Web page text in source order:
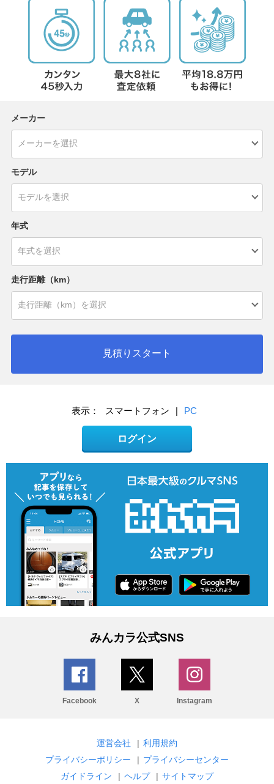
メーカー
モデル
年式
走行距離（km）
見積りスタート
表示： スマートフォン | PC
ログイン
みんカラ公式SNS
Facebook X Instagram
運営会社 | 利用規約
プライバシーポリシー
| プライバシーセンター
ガイドライン
| ヘルプ | サイトマップ